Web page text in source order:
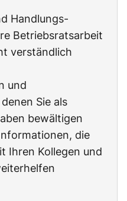
Handlungs-
Betriebsratsarbeit
verständlich
und
Sie als
bewältigen
die
Ihren Kollegen und